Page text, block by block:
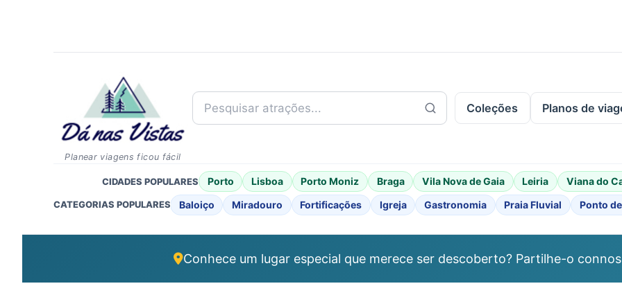
Planear viagens ficou fácil
Pesquisar atrações...
Coleções Planos de
CIDADES POPULARES Porto Lisboa Porto Moniz Braga Vila Nova de Gaia Leiria Viana do
CATEGORIAS POPULARES Baloiço Miradouro Fortificações Igreja Gastronomia Praia Fluvial Ponto
Conhece um lugar especial que merece ser descoberto? Partilhe-o